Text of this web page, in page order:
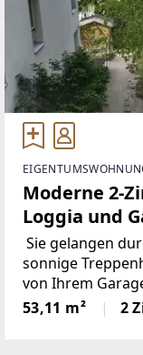
Moderne 2-
Loggia und
Sie gelangen
sonnige
von Ihrem
erwarten Sie
angenehme
53,11 m² 2